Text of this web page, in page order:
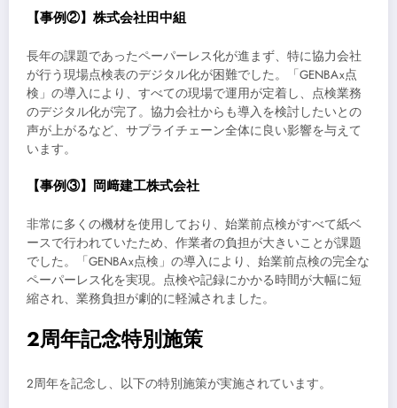
【事例②】株式会社田中組
長年の課題であったペーパーレス化が進まず、特に協力会社
が行う現場点検表のデジタル化が困難でした。「GENBAx点
検」の導入により、すべての現場で運用が定着し、点検業務
のデジタル化が完了。協力会社からも導入を検討したいとの
声が上がるなど、サプライチェーン全体に良い影響を与えて
います。
【事例③】岡﨑建工株式会社
非常に多くの機材を使用しており、始業前点検がすべて紙ベ
ースで行われていたため、作業者の負担が大きいことが課題
でした。「GENBAx点検」の導入により、始業前点検の完全な
ペーパーレス化を実現。点検や記録にかかる時間が大幅に短
縮され、業務負担が劇的に軽減されました。
2周年記念特別施策
2周年を記念し、以下の特別施策が実施されています。